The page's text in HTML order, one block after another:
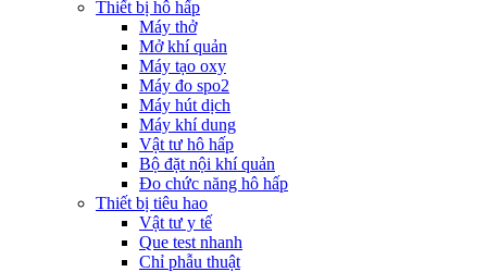
Thiết bị hô hấp
Máy thở
Mở khí quản
Máy tạo oxy
Máy đo spo2
Máy hút dịch
Máy khí dung
Vật tư hô hấp
Bộ đặt nội khí quản
Đo chức năng hô hấp
Thiết bị tiêu hao
Vật tư y tế
Que test nhanh
Chỉ phẫu thuật